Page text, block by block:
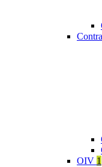
OIV 1